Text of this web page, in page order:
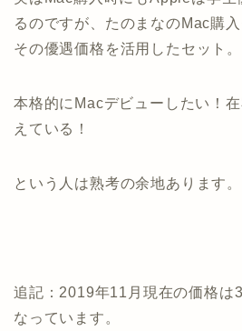
るのですが、たのまなのMac購
その優遇価格を活用したセット。
本格的にMacデビューしたい！
えている！
という人は熟考の余地あります。
追記：2019年11月現在の価格は
なっています。